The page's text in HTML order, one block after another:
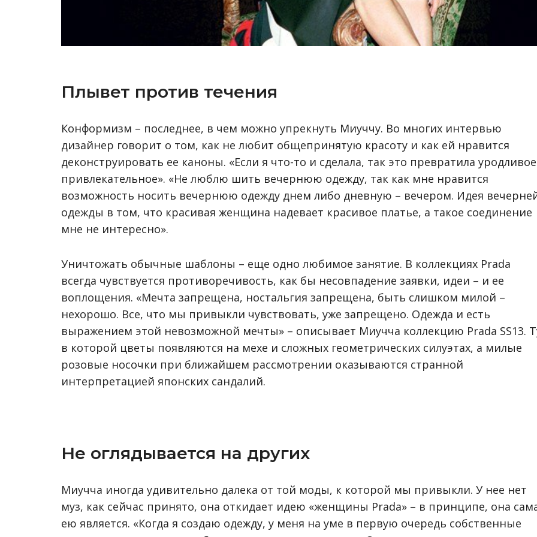
Плывет против течения
Конформизм – последнее, в чем можно упрекнуть Миуччу. Во многих интервью
дизайнер говорит о том, как не любит общепринятую красоту и как ей нравится
деконструировать ее каноны. «Если я что-то и сделала, так это превратила
привлекательное». «Не люблю шить вечернюю одежду, так как мне нравится
возможность носить вечернюю одежду днем либо дневную – вечером. Идея
одежды в том, что красивая женщина надевает красивое платье, а такое соединение
мне не интересно».
Уничтожать обычные шаблоны – еще одно любимое занятие. В коллекциях Prada
всегда чувствуется противоречивость, как бы несовпадение заявки, идеи – и ее
воплощения. «Мечта запрещена, ностальгия запрещена, быть слишком милой –
нехорошо. Все, что мы привыкли чувствовать, уже запрещено. Одежда и есть
выражением этой невозможной мечты» – описывает Миучча коллекцию Prada SS13.
в которой цветы появляются на мехе и сложных геометрических силуэтах, а милые
розовые носочки при ближайшем рассмотрении оказываются странной
интерпретацией японских сандалий.
Не оглядывается на других
Миучча иногда удивительно далека от той моды, к которой мы привыкли. У нее нет
муз, как сейчас принято, она откидает идею «женщины Prada» – в принципе, она
ею является. «Когда я создаю одежду, у меня на уме в первую очередь собственные